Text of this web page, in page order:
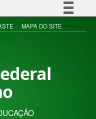
Simplifique!
Acesso à informação
MAPA DO SITE